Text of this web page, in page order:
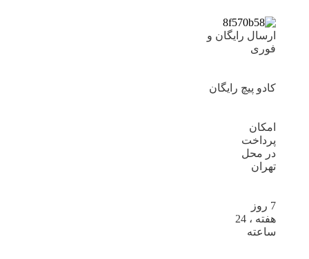
ارسال رایگان و
فوری
کادو پیچ رایگان
امکان
پرداخت
در محل
تهران
7 روز
هفته ، 24
ساعته